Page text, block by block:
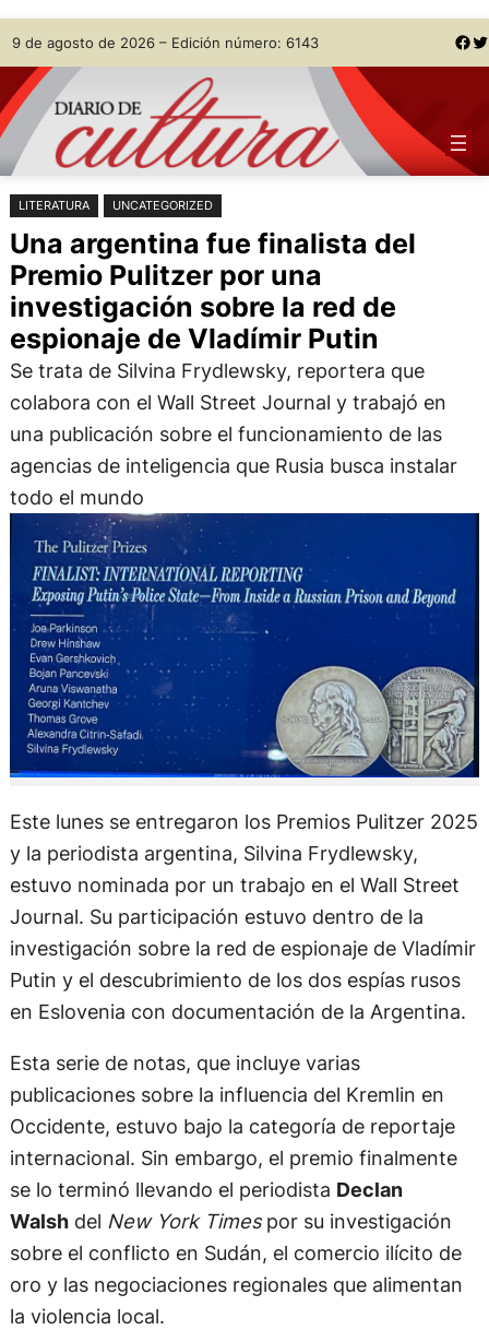
Saltar
al
contenido
Skip
to
content
9 de agosto de 2026 – Edición número: 6143 Facebook Twitter
LITERATURA UNCATEGORIZED
Una argentina fue finalista del
Premio Pulitzer por una
investigación sobre la red de
espionaje de Vladímir Putin
Se trata de Silvina Frydlewsky, reportera que
colabora con el Wall Street Journal y trabajó en
una publicación sobre el funcionamiento de las
agencias de inteligencia que Rusia busca instalar
todo el mundo
Este lunes se entregaron los Premios Pulitzer 2025
y la periodista argentina, Silvina Frydlewsky,
estuvo nominada por un trabajo en el Wall Street
Journal. Su participación estuvo dentro de la
investigación sobre la red de espionaje de Vladímir
Putin y el descubrimiento de los dos espías rusos
en Eslovenia con documentación de la Argentina.
Esta serie de notas, que incluye varias
publicaciones sobre la influencia del Kremlin en
Occidente, estuvo bajo la categoría de reportaje
internacional. Sin embargo, el premio finalmente
se lo terminó llevando el periodista Declan
Walshdel New York Timespor su investigación
sobre el conflicto en Sudán, el comercio ilícito de
oro y las negociaciones regionales que alimentan
la violencia local.